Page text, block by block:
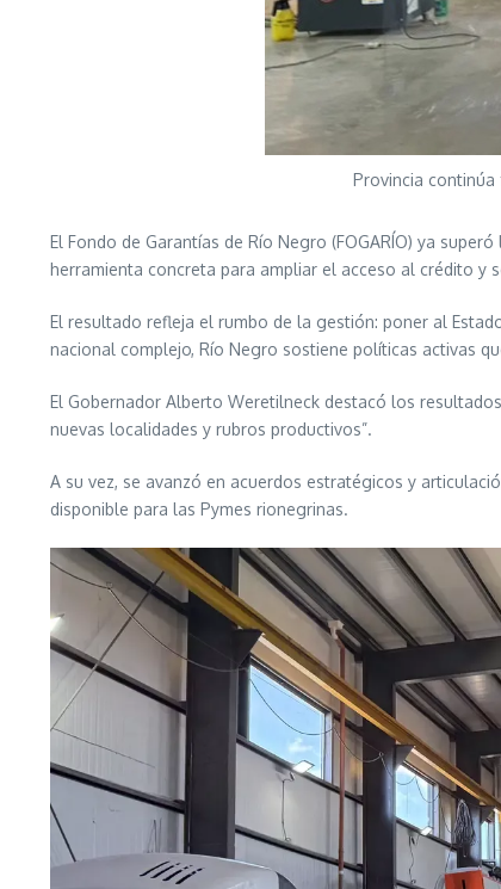
Provincia
El Fondo de Garantías de Río Negro (FOGARÍO) ya
herramienta concreta para ampliar el acceso al crédito
El resultado refleja el rumbo de la gestión: poner al
nacional complejo, Río Negro sostiene políticas activas
El Gobernador Alberto Weretilneck destacó los
nuevas localidades y rubros productivos”.
A su vez, se avanzó en acuerdos estratégicos y
disponible para las Pymes rionegrinas.